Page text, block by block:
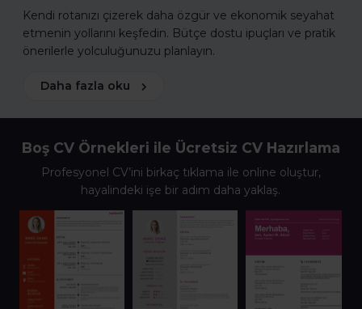
Kendi rotanızı çizerek daha özgür ve ekonomik seyahat
etmenin yollarını keşfedin. Bütçe dostu ipuçları ve pratik
önerilerle yolculuğunuzu planlayın.
Daha fazla oku
Boş CV Örnekleri ile Ücretsiz CV Hazırlama
Profesyonel CV’ini birkaç tıklama ile online oluştur,
hayalindeki işe bir adım daha yaklaş.